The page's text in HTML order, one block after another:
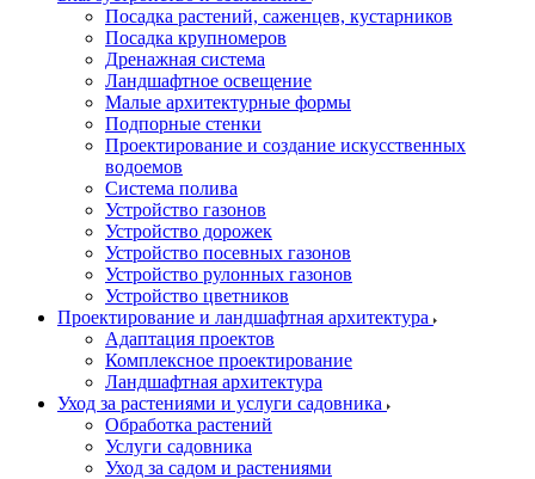
Посадка растений, саженцев, кустарников
Посадка крупномеров
Дренажная система
Ландшафтное освещение
Малые архитектурные формы
Подпорные стенки
Проектирование и создание искусственных
водоемов
Система полива
Устройство газонов
Устройство дорожек
Устройство посевных газонов
Устройство рулонных газонов
Устройство цветников
Проектирование и ландшафтная архитектура
Адаптация проектов
Комплексное проектирование
Ландшафтная архитектура
Уход за растениями и услуги садовника
Обработка растений
Услуги садовника
Уход за садом и растениями